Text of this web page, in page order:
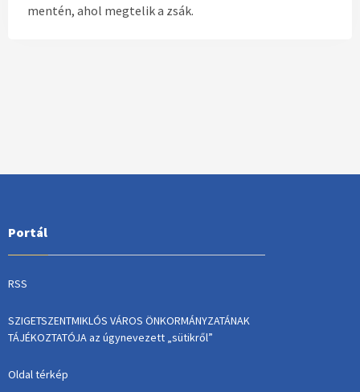
mentén, ahol megtelik a zsák.
Portál
RSS
SZIGETSZENTMIKLÓS VÁROS ÖNKORMÁNYZATÁNAK
TÁJÉKOZTATÓJA az úgynevezett „sütikről”
Oldal térkép